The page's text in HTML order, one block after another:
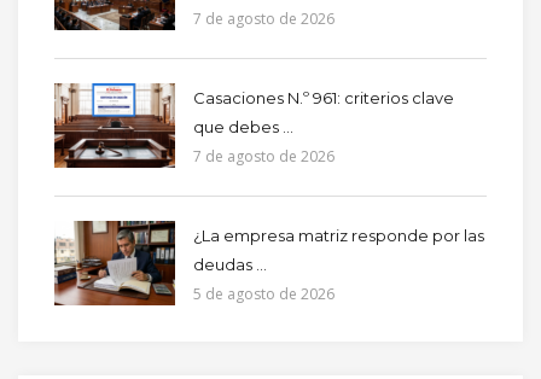
7 de agosto de 2026
Casaciones N.º 961: criterios clave
que debes ...
7 de agosto de 2026
¿La empresa matriz responde por las
deudas ...
5 de agosto de 2026